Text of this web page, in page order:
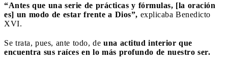
“Antes que una serie de prácticas y fórmulas, [la oración
es] un modo de estar frente a Dios”, explicaba Benedicto
XVI.
Se trata, pues, ante todo, de una actitud interior que
encuentra sus raíces en lo más profundo de nuestro ser.